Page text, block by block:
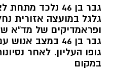
גבר בן 46 נלכד
גלגל במועצה אזורית
ופראמדיקים של מד"א
גבר בן 46 במצב
גופו העליון. לאחר
במקום